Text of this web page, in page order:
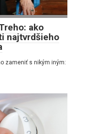
ako
najtvrdšieho
zameniť s nikým iným: